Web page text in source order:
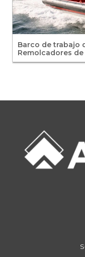
Barco de trabajo
Remolcadores de